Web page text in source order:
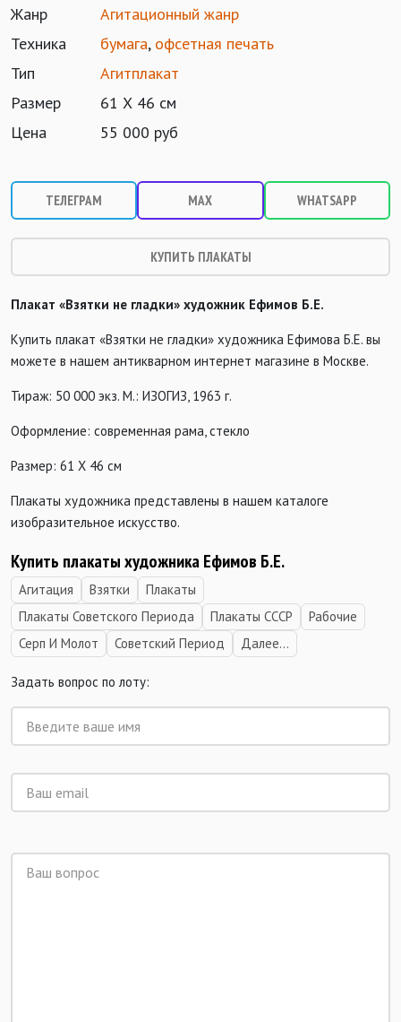
Жанр
Агитационный жанр
Техника
бумага, офсетная печать
Тип
Агитплакат
Размер
61 Х 46 см
Цена
55 000 руб
ТЕЛЕГРАМ MAX WHATSAPP
КУПИТЬ ПЛАКАТЫ
Плакат «Взятки не гладки» художник Ефимов Б.Е.
Купить плакат «Взятки не гладки» художника Ефимова Б.Е. вы
можете в нашем антикварном интернет магазине в Москве.
Тираж: 50 000 экз. М.: ИЗОГИЗ, 1963 г.
Оформление: современная рама, стекло
Размер: 61 Х 46 см
Плакаты художника представлены в нашем каталоге
изобразительное искусство.
Купить плакаты художника Ефимов Б.Е.
Агитация Взятки
Плакаты
Плакаты Советского Периода
Плакаты СССР
Рабочие
Серп И Молот
Советский Период Далее...
Задать вопрос по лоту: